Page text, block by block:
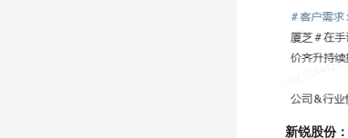
新锐股份：